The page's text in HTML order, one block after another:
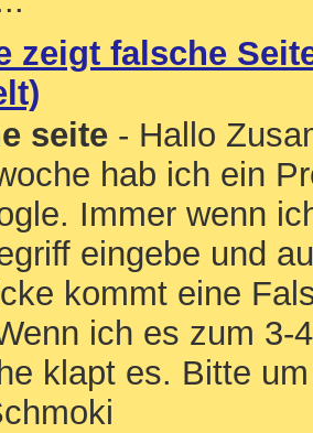
zeigt falsche
seite - Hallo
hab ich ein
Immer wenn
eingebe und
kommt eine
ich es zum 3-
klapt es. Bitte